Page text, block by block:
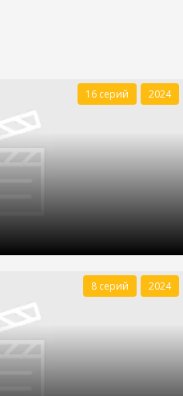
16 серий 2024
8 серий 2024